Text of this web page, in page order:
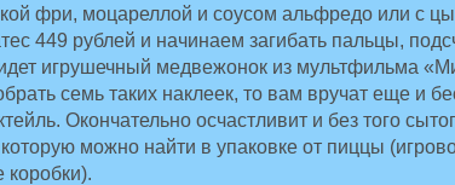
фри, моцареллой и соусом альфредо или с
449 рублей и начинаем загибать пальцы,
игрушечный медвежонок из мультфильма
семь таких наклеек, то вам вручат еще и
Окончательно осчастливит и без того
которую можно найти в упаковке от пиццы
коробки).